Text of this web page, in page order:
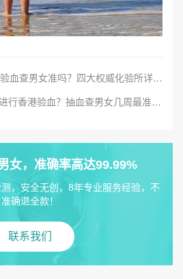
女，准确率高达99.99%
，安全无创，8年专业服务经验，不
准确退全款！
联系我们